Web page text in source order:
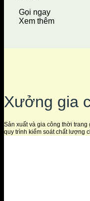
Gọi ngay
Xem thêm
Xưởng gia
Sản xuất và gia công thời
quy trình kiểm soát chất lượng